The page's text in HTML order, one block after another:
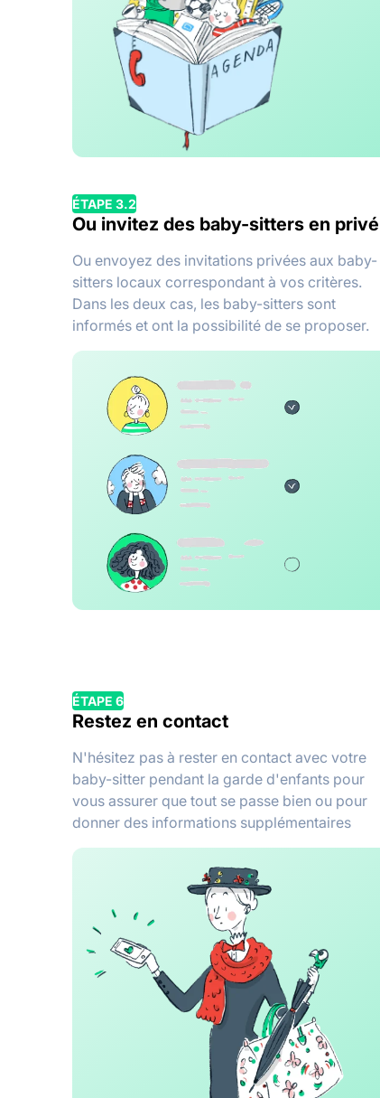
ÉTAPE 3.2
Ou invitez des baby-sitters en privé
Ou envoyez des invitations privées aux baby-
sitters locaux correspondant à vos critères.
Dans les deux cas, les baby-sitters sont
informés et ont la possibilité de se proposer.
ÉTAPE 6
Restez en contact
N'hésitez pas à rester en contact avec votre
baby-sitter pendant la garde d'enfants pour
vous assurer que tout se passe bien ou pour
donner des informations supplémentaires